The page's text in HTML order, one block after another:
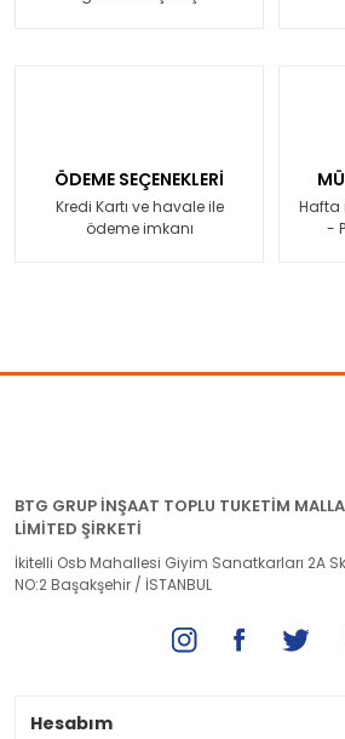
ÖDEME SEÇENEKLERİ
Kredi Kartı ve havale ile
ödeme imkanı
Hafta
-
BTG GRUP İNŞAAT TOPLU TUKETİM
LİMİTED ŞİRKETİ
İkitelli Osb Mahallesi Giyim Sanatkarları 2A Sk.
NO:2 Başakşehir / İSTANBUL
Hesabım